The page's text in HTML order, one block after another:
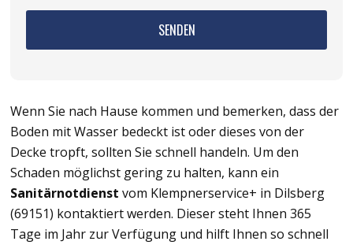
Wenn Sie nach Hause kommen und bemerken, dass der
Boden mit Wasser bedeckt ist oder dieses von der
Decke tropft, sollten Sie schnell handeln. Um den
Schaden möglichst gering zu halten, kann ein
Sanitärnotdienst vom Klempnerservice+ in Dilsberg
(69151) kontaktiert werden. Dieser steht Ihnen 365
Tage im Jahr zur Verfügung und hilft Ihnen so schnell